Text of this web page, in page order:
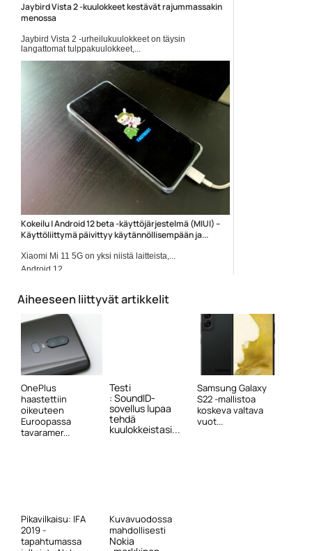
Jaybird Vista 2 -kuulokkeet kestävät rajummassakin
menossa
Jaybird Vista 2 -urheilukuulokkeet on täysin
langattomat tulppakuulokkeet,...
langattomat kuulokkeet
Kokeilu | Android 12 beta -käyttöjärjestelmä (MIUI) –
Käyttöliittymä päivittyy käytännöllisempään ja...
Xiaomi Mi 11 5G on yksi niistä laitteista,...
Android 12
Aiheeseen liittyvät artikkelit
OnePlus
haastettiin
oikeuteen
Euroopassa
tavaramer...
Testi
: SoundID-
sovellus lupaa
tehdä
kuulokkeistasi...
Samsung Galaxy
S22 -mallistoa
koskeva valtava
vuot...
Pikavilkaisu: IFA
2019 -
tapahtumassa
Kuvavuodossa
mahdollisesti
Nokia